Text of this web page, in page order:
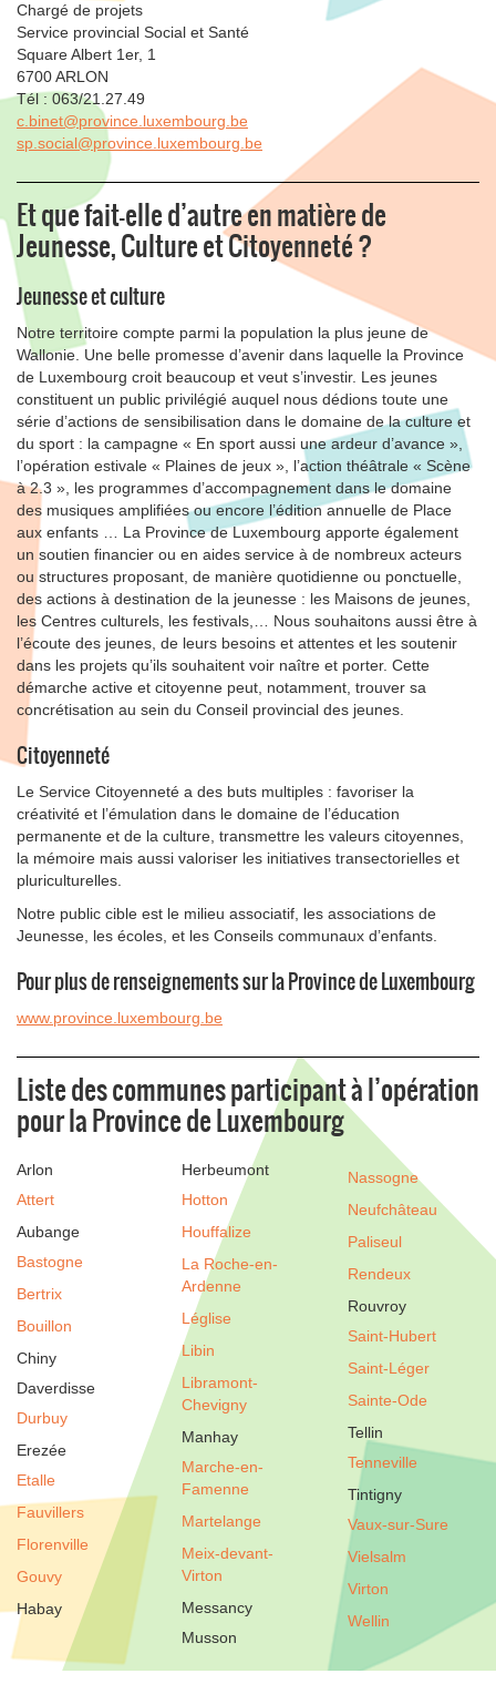
Chargé de projets
Service provincial Social et Santé
Square Albert 1er, 1
6700 ARLON
Tél : 063/21.27.49
c.binet@province.luxembourg.be
sp.social@province.luxembourg.be
Et que fait-elle d’autre en matière de
Jeunesse, Culture et Citoyenneté ?
Jeunesse et culture
Notre territoire compte parmi la population la plus jeune de
Wallonie. Une belle promesse d’avenir dans laquelle la Province
de Luxembourg croit beaucoup et veut s’investir. Les jeunes
constituent un public privilégié auquel nous dédions toute une
série d’actions de sensibilisation dans le domaine de la culture et
du sport : la campagne « En sport aussi une ardeur d’avance »,
l’opération estivale « Plaines de jeux », l’action théâtrale « Scène
à 2.3 », les programmes d’accompagnement dans le domaine
des musiques amplifiées ou encore l’édition annuelle de Place
aux enfants … La Province de Luxembourg apporte également
un soutien financier ou en aides service à de nombreux acteurs
ou structures proposant, de manière quotidienne ou ponctuelle,
des actions à destination de la jeunesse : les Maisons de jeunes,
les Centres culturels, les festivals,… Nous souhaitons aussi être à
l’écoute des jeunes, de leurs besoins et attentes et les soutenir
dans les projets qu’ils souhaitent voir naître et porter. Cette
démarche active et citoyenne peut, notamment, trouver sa
concrétisation au sein du Conseil provincial des jeunes.
Citoyenneté
Le Service Citoyenneté a des buts multiples : favoriser la
créativité et l’émulation dans le domaine de l’éducation
permanente et de la culture, transmettre les valeurs citoyennes,
la mémoire mais aussi valoriser les initiatives transectorielles et
pluriculturelles.
Notre public cible est le milieu associatif, les associations de
Jeunesse, les écoles, et les Conseils communaux d’enfants.
Pour plus de renseignements sur la Province de Luxembourg
www.province.luxembourg.be
Liste des communes participant à l’opération
pour la Province de Luxembourg
Arlon
Attert
Aubange
Bastogne
Bertrix
Bouillon
Chiny
Daverdisse
Durbuy
Erezée
Etalle
Fauvillers
Florenville
Gouvy
Habay
Herbeumont
Hotton
Houffalize
La Roche-en-
Ardenne
Léglise
Libin
Libramont-
Chevigny
Manhay
Marche-en-
Famenne
Martelange
Meix-devant-
Virton
Messancy
Musson
Nassogne
Neufchâteau
Paliseul
Rendeux
Rouvroy
Saint-Hubert
Saint-Léger
Sainte-Ode
Tellin
Tenneville
Tintigny
Vaux-sur-Sure
Vielsalm
Virton
Wellin